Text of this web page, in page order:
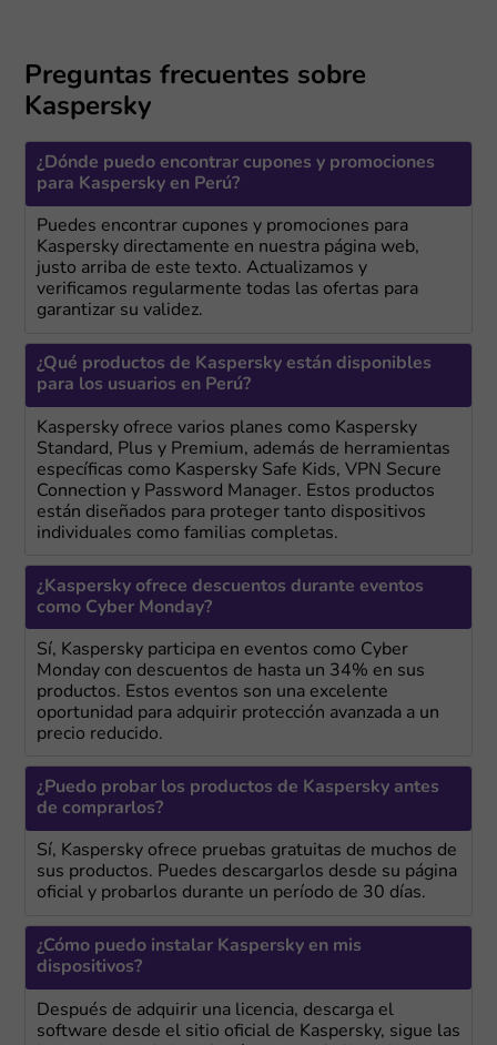
Preguntas frecuentes sobre
Kaspersky
¿Dónde puedo encontrar cupones y promociones
para Kaspersky en Perú?
Puedes encontrar cupones y promociones para
Kaspersky directamente en nuestra página web,
justo arriba de este texto. Actualizamos y
verificamos regularmente todas las ofertas para
garantizar su validez.
¿Qué productos de Kaspersky están disponibles
para los usuarios en Perú?
Kaspersky ofrece varios planes como Kaspersky
Standard, Plus y Premium, además de herramientas
específicas como Kaspersky Safe Kids, VPN Secure
Connection y Password Manager. Estos productos
están diseñados para proteger tanto dispositivos
individuales como familias completas.
¿Kaspersky ofrece descuentos durante eventos
como Cyber Monday?
Sí, Kaspersky participa en eventos como Cyber
Monday con descuentos de hasta un 34% en sus
productos. Estos eventos son una excelente
oportunidad para adquirir protección avanzada a un
precio reducido.
¿Puedo probar los productos de Kaspersky antes
de comprarlos?
Sí, Kaspersky ofrece pruebas gratuitas de muchos de
sus productos. Puedes descargarlos desde su página
oficial y probarlos durante un período de 30 días.
¿Cómo puedo instalar Kaspersky en mis
dispositivos?
Después de adquirir una licencia, descarga el
software desde el sitio oficial de Kaspersky, sigue las